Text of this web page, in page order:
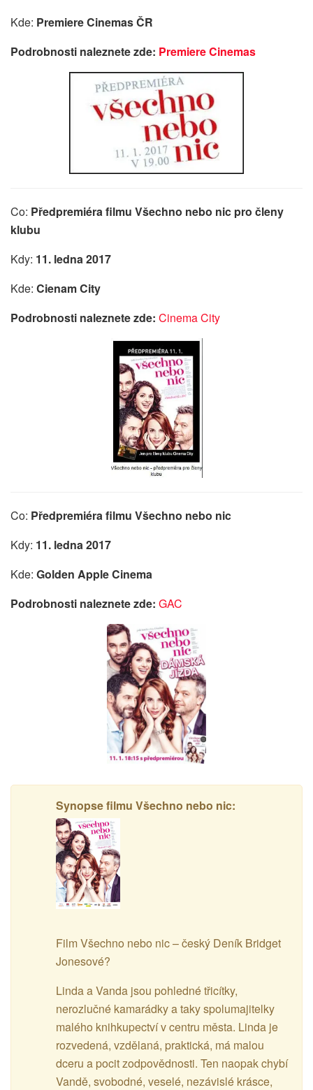
Kde: Premiere Cinemas ČR
Podrobnosti naleznete zde: Premiere Cinemas
Co: Předpremiéra filmu Všechno nebo nic pro členy
klubu
Kdy: 11. ledna 2017
Kde: Cienam City
Podrobnosti naleznete zde: Cinema City
Co: Předpremiéra filmu Všechno nebo nic
Kdy: 11. ledna 2017
Kde: Golden Apple Cinema
Podrobnosti naleznete zde: GAC
Synopse filmu Všechno nebo nic:
Film Všechno nebo nic – český Deník Bridget
Jonesové?
Linda a Vanda jsou pohledné třicítky,
nerozlučné kamarádky a taky spolumajitelky
malého knihkupectví v centru města. Linda je
rozvedená, vzdělaná, praktická, má malou
dceru a pocit zodpovědnosti. Ten naopak chybí
Vandě, svobodné, veselé, nezávislé krásce,